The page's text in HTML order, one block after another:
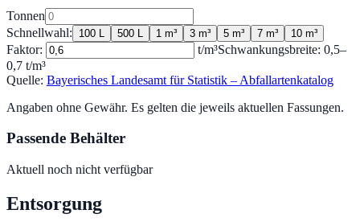
Tonnen
Schnellwahl:
100 L 500 L 1 m³ 3 m³ 5 m³ 7 m³ 10 m³
Faktor: t/m³Schwankungsbreite: 0,5–
0,7 t/m³
Quelle: Bayerisches Landesamt für Statistik – Abfallartenkatalog
Angaben ohne Gewähr. Es gelten die jeweils aktuellen Fassungen.
Passende Behälter
Aktuell noch nicht verfügbar
Entsorgung